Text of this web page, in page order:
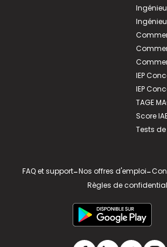
IEP
IEP
TAGE
Score
Tests
FAQ et support-Nos offres d'emploi-
Règles de